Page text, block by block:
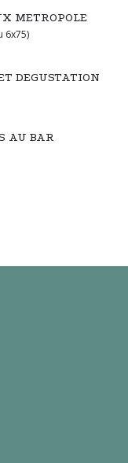
METROPOLE
6x75)
DEGUSTATION
AU BAR